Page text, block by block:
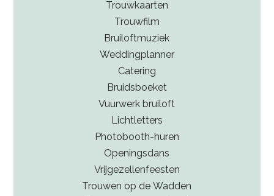
Trouwkaarten
Trouwfilm
Bruiloftmuziek
Weddingplanner
Catering
Bruidsboeket
Vuurwerk bruiloft
Lichtletters
Photobooth-huren
Openingsdans
Vrijgezellenfeesten
Trouwen op de Wadden